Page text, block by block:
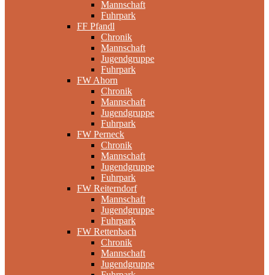
Mannschaft
Fuhrpark
FF Pfandl
Chronik
Mannschaft
Jugendgruppe
Fuhrpark
FW Ahorn
Chronik
Mannschaft
Jugendgruppe
Fuhrpark
FW Perneck
Chronik
Mannschaft
Jugendgruppe
Fuhrpark
FW Reiterndorf
Mannschaft
Jugendgruppe
Fuhrpark
FW Rettenbach
Chronik
Mannschaft
Jugendgruppe